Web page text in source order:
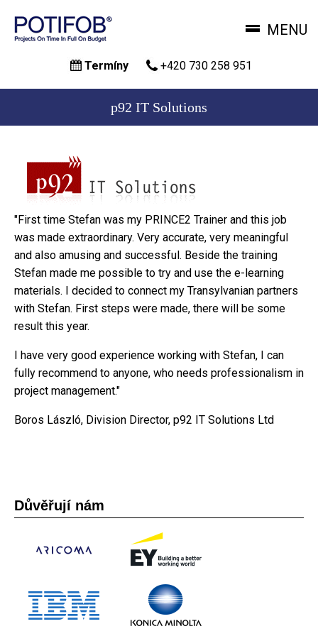
hlavnímu
MENU
Termíny +420 730 258 951
p92 IT Solutions
"First time Stefan was my PRINCE2 Trainer and this job
was made extraordinary. Very accurate, very meaningful
and also amusing and successful. Beside the training
Stefan made me possible to try and use the e-learning
materials. I decided to connect my Transylvanian partners
with Stefan. First steps were made, there will be some
result this year.
I have very good experience working with Stefan, I can
fully recommend to anyone, who needs professionalism in
project management."
Boros László, Division Director, p92 IT Solutions Ltd
Důvěřují nám